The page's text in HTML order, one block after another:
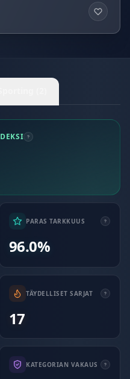
PARAS TARKKUUS
96.0%
TÄYDELLISET SARJAT
17
KATEGORIAN VAKAUS